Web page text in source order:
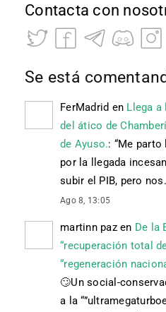
Contacta con
Se está
FerMadrid en Llega a
del ático de
de Ayuso.: “Me parto
por la llegada
subir el PIB, pero
Ago 8, 13:05
martinn pazen De la
“recuperación total
“regeneración
🙄 Un social-
a la